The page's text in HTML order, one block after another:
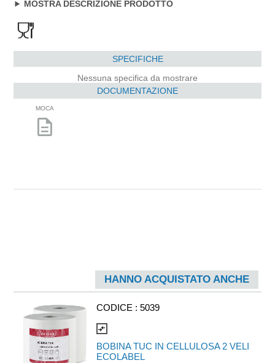
MOSTRA DESCRIZIONE PRODOTTO
SPECIFICHE
Nessuna specifica da mostrare
DOCUMENTAZIONE
MOCA
description
HANNO ACQUISTATO ANCHE
CODICE : 5039
compare_arrows
BOBINA TUC IN CELLULOSA 2 VELI
ECOLABEL